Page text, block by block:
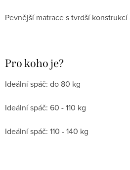
Pevnější matrace s tvrdší
Pro koho je?
Ideální spáč: do 80 kg
Ideální spáč: 60 - 110 kg
Ideální spáč: 110 - 140 kg